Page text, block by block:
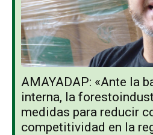
AMAYADAP: «Ante la
interna, la
medidas para reducir
competitividad en la